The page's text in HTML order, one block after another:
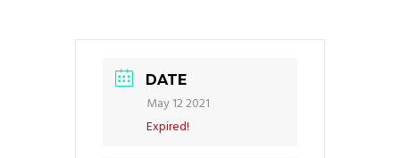
DATE
May 12 2021
Expired!